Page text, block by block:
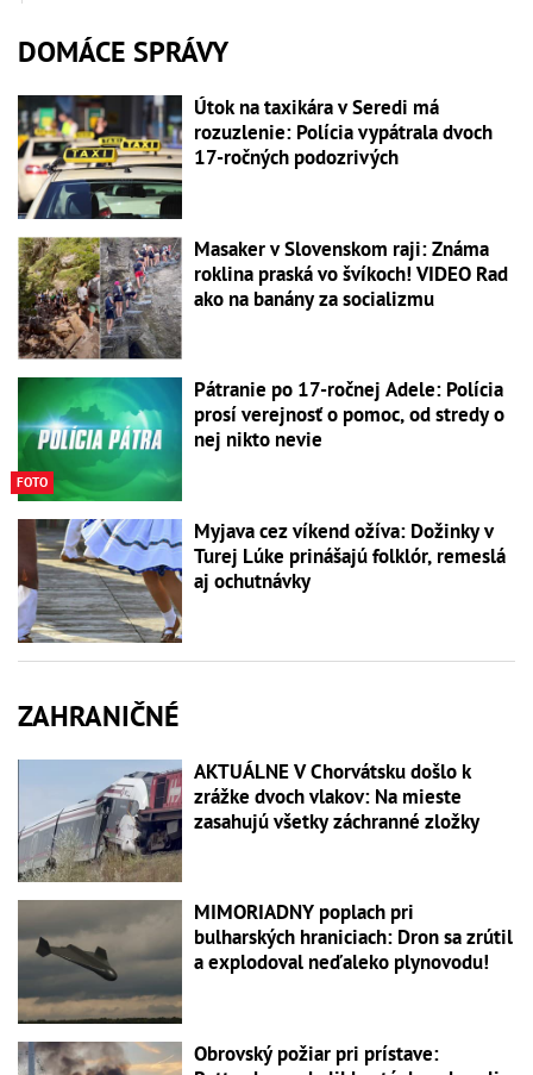
DOMÁCE SPRÁVY
Útok na taxikára v Seredi má
rozuzlenie: Polícia vypátrala dvoch
17-ročných podozrivých
Masaker v Slovenskom raji: Známa
roklina praská vo švíkoch! VIDEO Rad
ako na banány za socializmu
FOTO
Pátranie po 17-ročnej Adele: Polícia
prosí verejnosť o pomoc, od stredy o
nej nikto nevie
Myjava cez víkend ožíva: Dožinky v
Turej Lúke prinášajú folklór, remeslá
aj ochutnávky
ZAHRANIČNÉ
AKTUÁLNE V Chorvátsku došlo k
zrážke dvoch vlakov: Na mieste
zasahujú všetky záchranné zložky
MIMORIADNY poplach pri
bulharských hraniciach: Dron sa zrútil
a explodoval neďaleko plynovodu!
Obrovský požiar pri prístave: